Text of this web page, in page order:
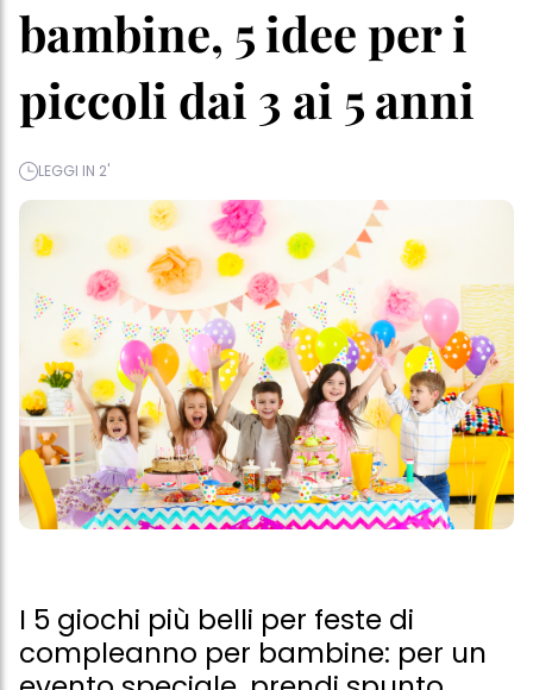
bambine, 5 idee per i
piccoli dai 3 ai 5 anni
LEGGI IN 2'
I 5 giochi più belli per feste di
compleanno per bambine: per un